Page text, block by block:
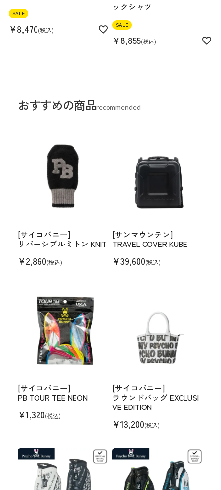
SALE
¥8,470 税込
ックシャツ
SALE
¥8,855 税込
おすすめの商品recommended
[サイコバニー]
リバーシブルミトン KNIT
¥2,860(税込)
[サンマウンテン]
TRAVEL COVER KUBE
¥39,600(税込)
[サイコバニー]
PB TOUR TEE NEON
¥1,320(税込)
[サイコバニー]
ラウンドバッグ EXCLUSI
VE EDITION
¥13,200(税込)